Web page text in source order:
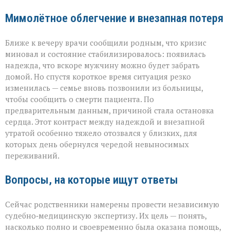
Мимолётное облегчение и внезапная потеря
Ближе к вечеру врачи сообщили родным, что кризис
миновал и состояние стабилизировалось: появилась
надежда, что вскоре мужчину можно будет забрать
домой. Но спустя короткое время ситуация резко
изменилась — семье вновь позвонили из больницы,
чтобы сообщить о смерти пациента. По
предварительным данным, причиной стала остановка
сердца. Этот контраст между надеждой и внезапной
утратой особенно тяжело отозвался у близких, для
которых день обернулся чередой невыносимых
переживаний.
Вопросы, на которые ищут ответы
Сейчас родственники намерены провести независимую
судебно‑медицинскую экспертизу. Их цель — понять,
насколько полно и своевременно была оказана помощь,